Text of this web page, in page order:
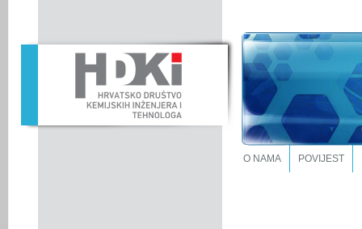
O NAMA POVIJEST